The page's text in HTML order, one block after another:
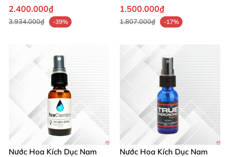
tăng hấp dẫn nhanh
2.400.000₫
3.934.000₫ -39%
Gợi Dục Tự Nhiên
1.500.000₫
1.807.000₫ -17%
Nước Hoa Kích Dục Nam
Nước Hoa Kích Dục Nam